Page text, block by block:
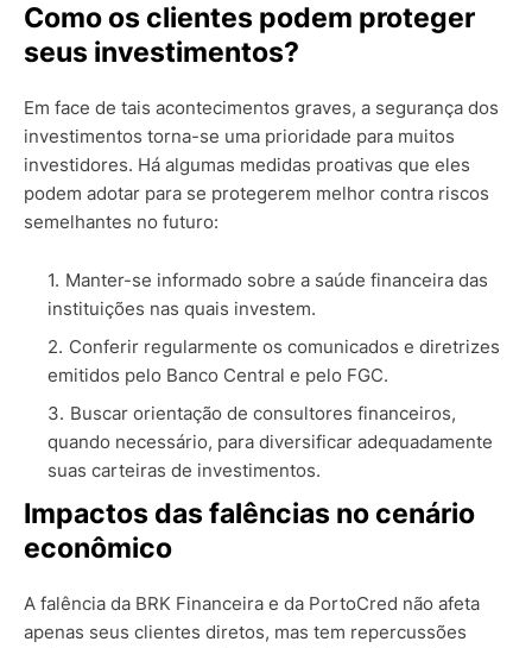
Como os clientes podem proteger
seus investimentos?
Em face de tais acontecimentos graves, a segurança dos
investimentos torna-se uma prioridade para muitos
investidores. Há algumas medidas proativas que eles
podem adotar para se protegerem melhor contra riscos
semelhantes no futuro:
Manter-se informado sobre a saúde financeira das
instituições nas quais investem.
Conferir regularmente os comunicados e diretrizes
emitidos pelo Banco Central e pelo FGC.
Buscar orientação de consultores financeiros,
quando necessário, para diversificar adequadamente
suas carteiras de investimentos.
Impactos das falências no cenário
econômico
A falência da BRK Financeira e da PortoCred não afeta
apenas seus clientes diretos, mas tem repercussões